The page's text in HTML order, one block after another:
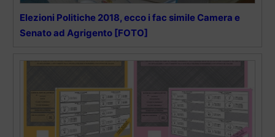
Elezioni Politiche 2018, ecco i fac simile Camera e
Senato ad Agrigento [FOTO]